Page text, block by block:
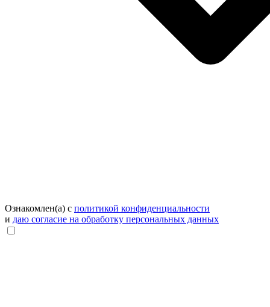
Ознакомлен(а) с политикой конфиденциальности
и даю согласие на обработку персональных данных